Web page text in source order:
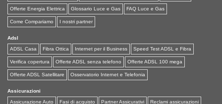
Offerte Energia Elettrica Glossario Luce e Gas FAQ Luce e Gas
Come Compariamo I nostri partner
Adsl
ADSL Casa
Fibra Ottica Internet per il Business Speed Test ADSL e Fibra
Verifica copertura Offerte ADSL senza telefono Offerte ADSL 100 mega
Offerte ADSL Satellitare Osservatorio Internet e Telefonia
Assicurazioni
Assicurazione Auto
Fasi di acquisto Partner Assicurativi Reclami assicurazioni